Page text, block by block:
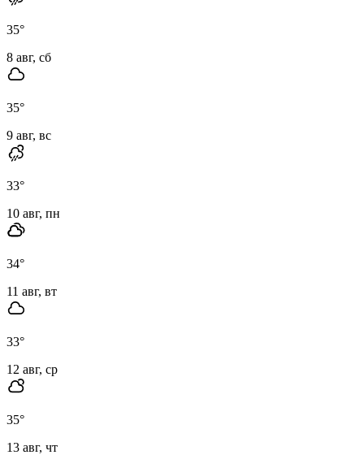
35°
8 авг, сб
35°
9 авг, вс
33°
10 авг, пн
34°
11 авг, вт
33°
12 авг, ср
35°
13 авг, чт